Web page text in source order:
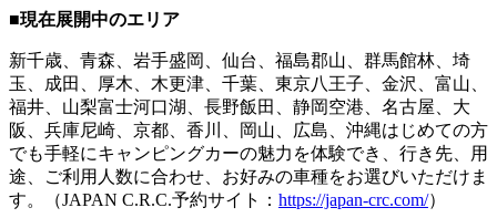
■現在展開中のエリア
新千歳、青森、岩手盛岡、仙台、福島郡山、群馬館林、埼
玉、成田、厚木、木更津、千葉、東京八王子、金沢、富山、
福井、山梨富士河口湖、長野飯田、静岡空港、名古屋、大
阪、兵庫尼崎、京都、香川、岡山、広島、沖縄はじめての方
でも手軽にキャンピングカーの魅力を体験でき、行き先、用
途、ご利用人数に合わせ、お好みの車種をお選びいただけま
す。（JAPAN C.R.C.予約サイト： https://japan-crc.com/）